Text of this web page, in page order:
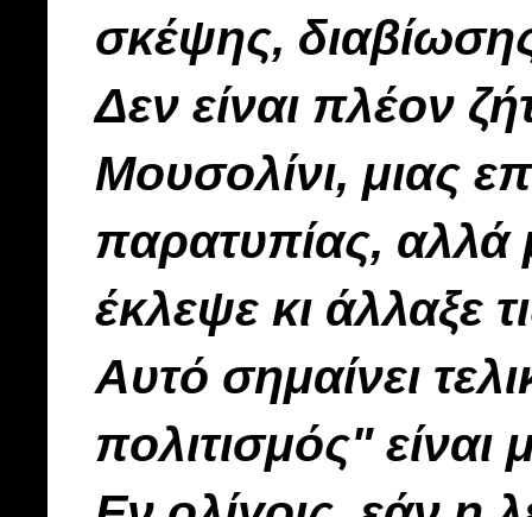
σκέψης,
Δεν είναι πλέον
Μουσολίνι, μιας
παρατυπίας, αλλά
έκλεψε κι άλλαξε
Αυτό σημαίνει
πολιτισμός" είναι